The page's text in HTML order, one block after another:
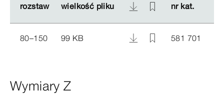
rozstaw wielkość pliku nr kat.
rozstaw wielkość pliku nr kat.
80–150 99 KB 581 701
Wymiary Z